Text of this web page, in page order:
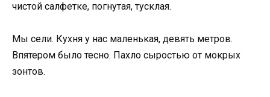
чистой салфетке, погнутая, тусклая.
Мы сели. Кухня у нас маленькая, девять метров.
Впятером было тесно. Пахло сыростью от мокрых
зонтов.